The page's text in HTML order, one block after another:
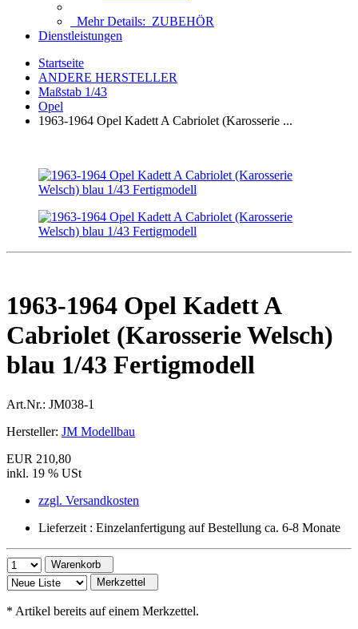
Mehr Details: ZUBEHÖR
Dienstleistungen
Startseite
ANDERE HERSTELLER
Maßstab 1/43
Opel
1963-1964 Opel Kadett A Cabriolet (Karosserie ...
1963-1964 Opel Kadett A
Cabriolet (Karosserie Welsch)
blau 1/43 Fertigmodell
Art.Nr.: JM038-1
Hersteller: JM Modellbau
EUR 210,80
inkl. 19 % USt
zzgl. Versandkosten
Lieferzeit : Einzelanfertigung auf Bestellung ca. 6-8 Monate
Warenkorb
Merkzettel
* Artikel bereits auf einem Merkzettel.